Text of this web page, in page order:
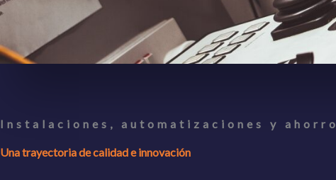
Instalaciones, automatizaciones y ahorro
Una trayectoria de calidad e innovación